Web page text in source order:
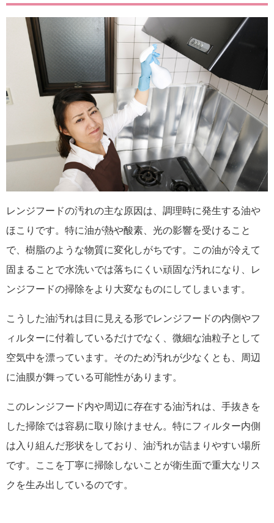
レンジフードの汚れの主な原因は、調理時に発生する油や
ほこりです。特に油が熱や酸素、光の影響を受けること
で、樹脂のような物質に変化しがちです。この油が冷えて
固まることで水洗いでは落ちにくい頑固な汚れになり、レ
ンジフードの掃除をより大変なものにしてしまいます。
こうした油汚れは目に見える形でレンジフードの内側やフ
ィルターに付着しているだけでなく、微細な油粒子として
空気中を漂っています。そのため汚れが少なくとも、周辺
に油膜が舞っている可能性があります。
このレンジフード内や周辺に存在する油汚れは、手抜きを
した掃除では容易に取り除けません。特にフィルター内側
は入り組んだ形状をしており、油汚れが詰まりやすい場所
です。ここを丁寧に掃除しないことが衛生面で重大なリス
クを生み出しているのです。